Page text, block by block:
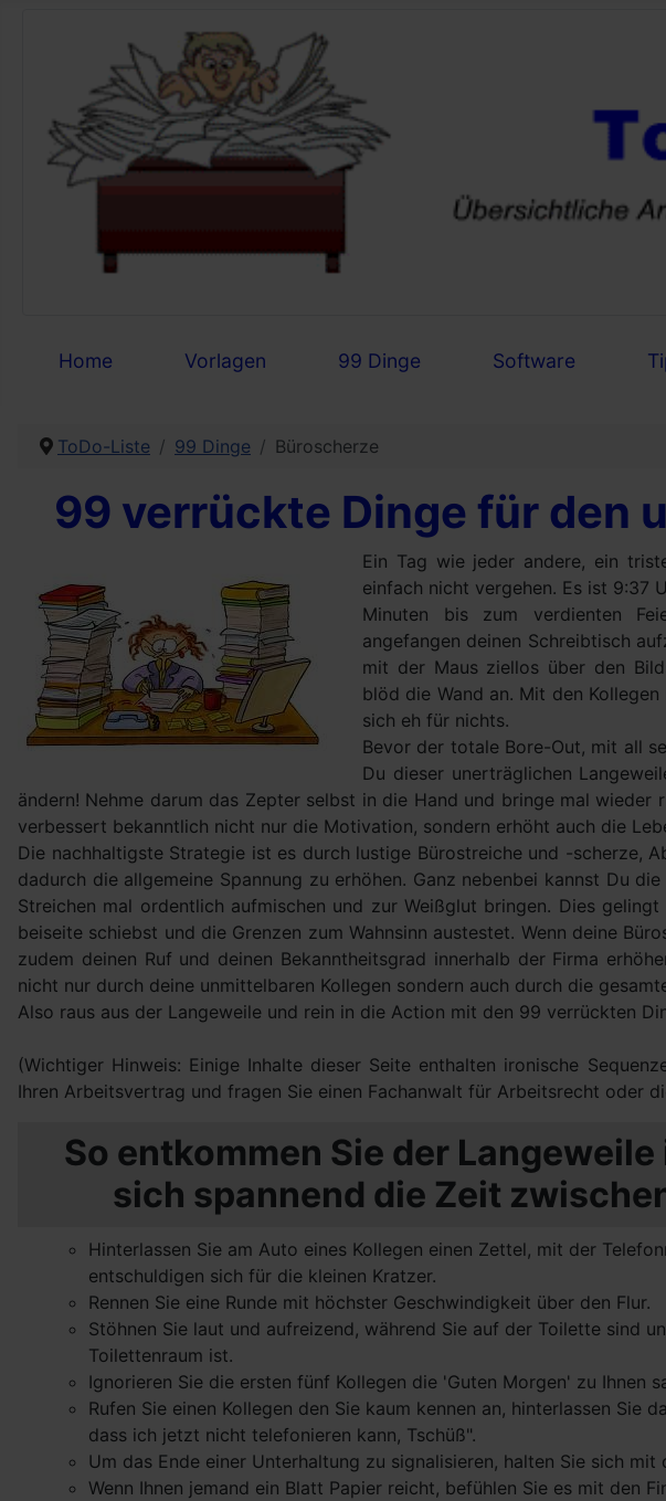
Home Vorlagen 99 Dinge Software
ToDo-Liste 99 Dinge Büroscherze
99 verrückte Dinge für den
Ein Tag wie jeder andere, ein
einfach nicht vergehen. Es ist 9:37
Minuten bis zum verdienten
angefangen deinen Schreibtisch
mit der Maus ziellos über den
blöd die Wand an. Mit den
sich eh für nichts.
Bevor der totale Bore-Out, mit all
Du dieser unerträglichen
ändern! Nehme darum das Zepter selbst in die Hand und bringe mal
verbessert bekanntlich nicht nur die Motivation, sondern erhöht auch die
Die nachhaltigste Strategie ist es durch lustige Bürostreiche und -scherze,
dadurch die allgemeine Spannung zu erhöhen. Ganz nebenbei kannst Du
Streichen mal ordentlich aufmischen und zur Weißglut bringen. Dies
beiseite schiebst und die Grenzen zum Wahnsinn austestet. Wenn deine
zudem deinen Ruf und deinen Bekanntheitsgrad innerhalb der Firma
nicht nur durch deine unmittelbaren Kollegen sondern auch durch die
Also raus aus der Langeweile und rein in die Action mit den 99 verrückten
(Wichtiger Hinweis: Einige Inhalte dieser Seite enthalten ironische
Ihren Arbeitsvertrag und fragen Sie einen Fachanwalt für Arbeitsrecht oder
So entkommen Sie der
sich spannend die Zeit
Hinterlassen Sie am Auto eines Kollegen einen Zettel, mit der
entschuldigen sich für die kleinen Kratzer.
Rennen Sie eine Runde mit höchster Geschwindigkeit über den Flur.
Stöhnen Sie laut und aufreizend, während Sie auf der Toilette sind
Toilettenraum ist.
Ignorieren Sie die ersten fünf Kollegen die 'Guten Morgen' zu Ihnen
Rufen Sie einen Kollegen den Sie kaum kennen an, hinterlassen Sie
dass ich jetzt nicht telefonieren kann, Tschüß".
Um das Ende einer Unterhaltung zu signalisieren, halten Sie sich
Wenn Ihnen jemand ein Blatt Papier reicht, befühlen Sie es mit den